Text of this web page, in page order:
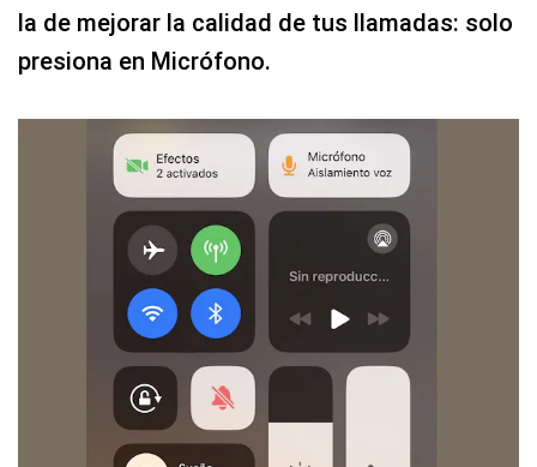
la de mejorar la calidad de tus llamadas: solo
presiona en Micrófono.